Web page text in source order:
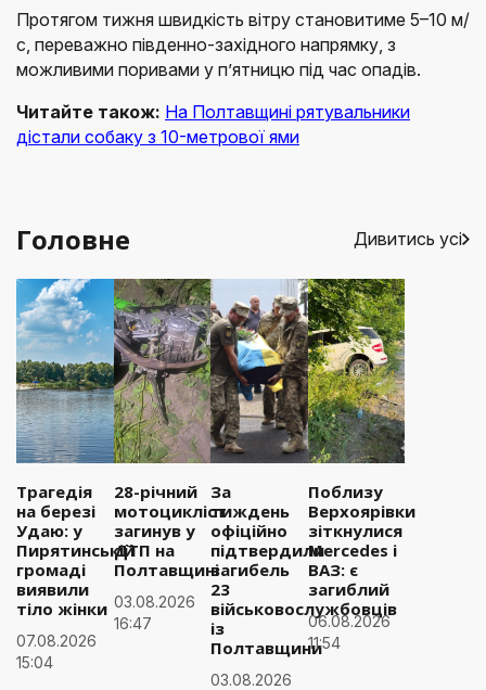
Протягом тижня швидкість вітру становитиме 5–10 м/
с, переважно південно-західного напрямку, з
можливими поривами у п’ятницю під час опадів.
Читайте також: На Полтавщині рятувальники
дістали собаку з 10-метрової ями
Головне Дивитись усі
Трагедія
на березі
Удаю: у
Пирятинській
громаді
виявили
тіло жінки
07.08.2026
15:04
28-річний
мотоцикліст
загинув у
ДТП на
Полтавщині
03.08.2026
16:47
За
тиждень
офіційно
підтвердили
загибель
23
військовослужбовців
із
Полтавщини
03.08.2026
Поблизу
Верхоярівки
зіткнулися
Mercedes і
ВАЗ: є
загиблий
06.08.2026
11:54